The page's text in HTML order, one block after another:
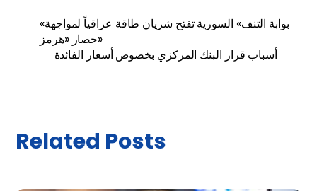
«بوابة التنف» السورية تفتح شريان طاقة عراقياً لمواجهة
حصار «هرمز»
أسباب قرار البنك المركزي بخصوص أسعار الفائدة
Related Posts